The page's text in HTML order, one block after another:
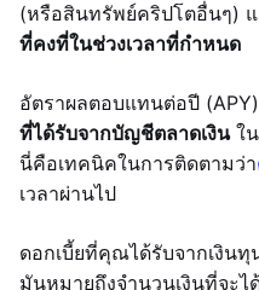
(หรือสินทรัพย์คริปโตอื่นๆ) แ
ที่คงที่ในช่วงเวลาที่กำหนด
อัตราผลตอบแทนต่อปี
ที่ได้รับจากบัญชีตลาดเงินใน
นี่คือเทคนิคในการติดตามว่า
เวลาผ่านไป
ดอกเบี้ยที่คุณได้รับจากเงิน
มันหมายถึงจำนวนเงินที่จะไ